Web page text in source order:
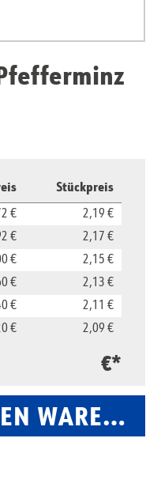
Stückpreis
€
2,19 €
€
2,17 €
€
2,15 €
€
2,13 €
€
2,11 €
€ 2,09 €
€*
Wert ein